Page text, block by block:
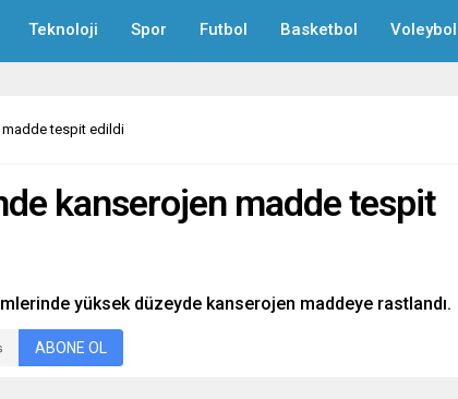
Teknoloji Spor Futbol Basketbol Voleybol
madde tespit edildi
kanserojen madde tespit
yüksek düzeyde kanserojen maddeye rastlandı.
ABONE OL